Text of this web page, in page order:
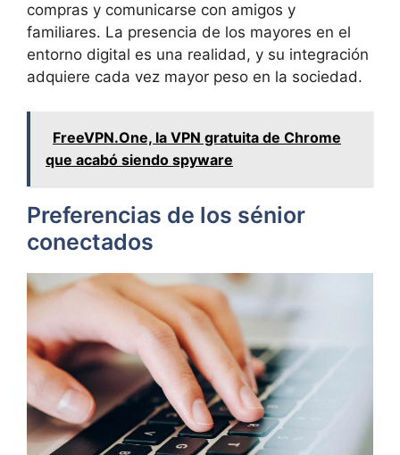
compras y comunicarse con amigos y
familiares. La presencia de los mayores en el
entorno digital es una realidad, y su integración
adquiere cada vez mayor peso en la sociedad.
FreeVPN.One, la VPN gratuita de Chrome
que acabó siendo spyware
Preferencias de los sénior
conectados